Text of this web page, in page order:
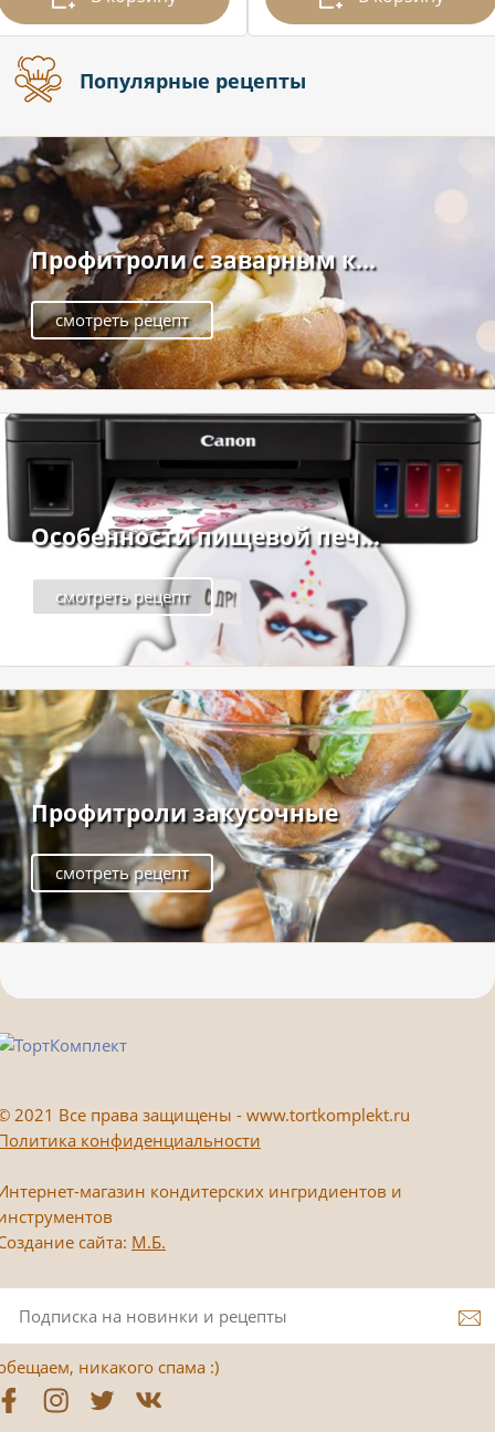
Популярные рецепты
Профитроли с заварным к...
смотреть рецепт
Особенности пищевой печ...
смотреть рецепт
Профитроли закусочные
смотреть рецепт
2021 Все права защищены - www.tortkomplekt.ru
конфиденциальности
магазин кондитерских ингридиентов и
сайта: М.Б.
никакого спама :)